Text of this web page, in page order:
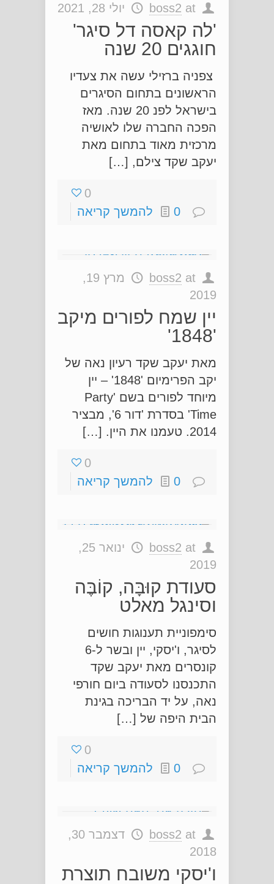
boss2 at יולי 28, 2021
'לה קאסה דל סיגר'
חוגגים 20 שנה
צפניה ברזילי עשה את צעדיו
הראשונים בתחום הסיגרים
בישראל לפנ 20 שנה. מאז
הפכה החברה שלו לאושיה
מרכזית מאוד בתחום מאת
יעקב שקד צילם, […]
0
0
להמשך קריאה
boss2 at
מרץ 19,
2019
יין שמח לפורים מיקב
'1848'
מאת יעקב שקד רעיון נאה של
יקב הפרימיום '1848' – יין
מיוחד לפורים בשם 'Party
Time' בסדרת 'דור 6', מבציר
2014. טעמנו את היין. […]
0
0
להמשך קריאה
boss2 at
ינואר 25,
2019
סעודת קוּבָּה, קוֹבֶּה
וסינגל מאלט
סימפוניית תענוגות חושים
לסיגר, ו'יסקי, יין ובשר ל-6
קונסרים מאת יעקב שקד
התכנסנו לסעודה ביום חורפי
נאה, על יד הבריכה בגינת
הבית היפה של […]
0
0
להמשך קריאה
boss2 at
דצמבר 30,
2018
ו'יסקי משובח תוצרת